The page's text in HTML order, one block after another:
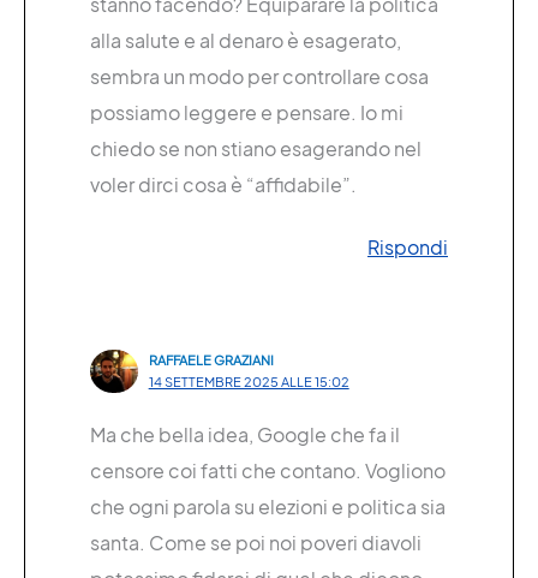
alla salute e al denaro è esagerato,
sembra un modo per controllare cosa
possiamo leggere e pensare. Io mi
chiedo se non stiano esagerando nel
voler dirci cosa è “affidabile”.
Rispondi
RAFFAELE GRAZIANI
14 SETTEMBRE 2025 ALLE 15:02
Ma che bella idea, Google che fa il
censore coi fatti che contano. Vogliono
che ogni parola su elezioni e politica sia
santa. Come se poi noi poveri diavoli